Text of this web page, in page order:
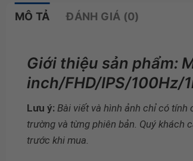
MÔ TẢ ĐÁNH GIÁ (0)
Giới thiệu sản phẩm:
inch/FHD/IPS/100Hz/
Lưu ý: Bài viết và hình ảnh chỉ có
trường và từng phiên bản. Quý khách
trước khi mua.